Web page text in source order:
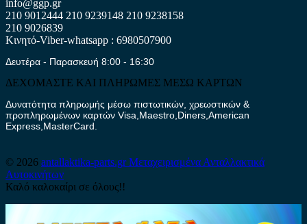
info@ggp.gr
210 9012444 210 9239148 210 9238158
210 9026839
Κινητό-Viber-whatsapp : 6980507900
Δευτέρα - Παρασκευή 8:00 - 16:30
ΔΕΧΟΜΑΣΤΕ ΚΑΙ ΠΛΗΡΩΜΕΣ ΜΕΣΩ ΚΑΡΤΩΝ
Δυνατότητα πληρωμής μέσω πιστωτικών, χρεωστικών &
προπληρωμένων καρτών Visa,Maestro,Diners,American
Express,MasterCard.
© 2026 antallaktika-parts.grΜεταχειρισμένα Ανταλλακτικά
Αυτοκινήτων
Καλό καλοκαίρι σε όλους!!